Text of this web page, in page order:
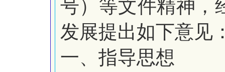
号）等文件精神，
发展提出如下意见
一、指导思想